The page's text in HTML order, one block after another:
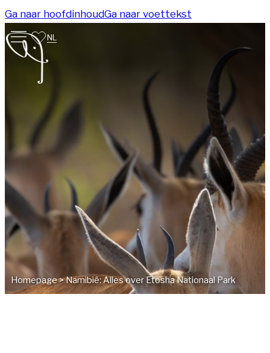
Ga naar hoofdinhoudGa naar voettekst
NL
Homepage>Namibië: Alles over Etosha Nationaal Park